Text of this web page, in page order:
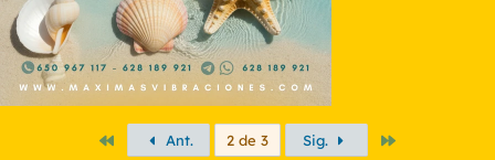
PrimeroAnt. 2 de 3 Sig.